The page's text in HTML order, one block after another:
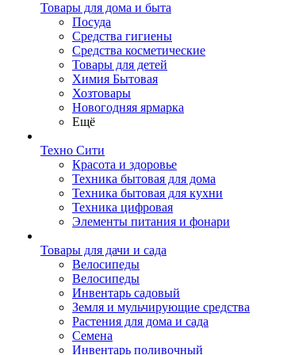
Товары для дома и быта
Посуда
Средства гигиены
Средства косметические
Товары для детей
Химия Бытовая
Хозтовары
Новогодняя ярмарка
Ещё
Техно Сити
Красота и здоровье
Техника бытовая для дома
Техника бытовая для кухни
Техника цифровая
Элементы питания и фонари
Товары для дачи и сада
Велосипеды
Велосипеды
Инвентарь садовый
Земля и мульчирующие средства
Растения для дома и сада
Семена
Инвентарь поливочный